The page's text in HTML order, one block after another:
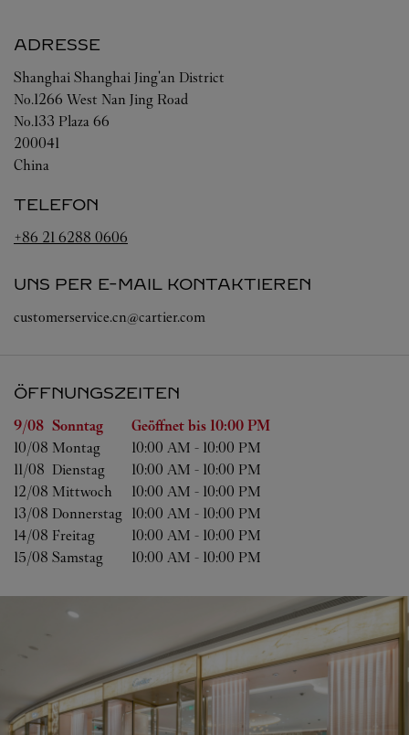
ADRESSE
Shanghai Shanghai Jing'an District
No.1266 West Nan Jing Road
No.133 Plaza 66
200041
China
TELEFON
+86 21 6288 0606
UNS PER E-MAIL KONTAKTIEREN
customerservice.cn@cartier.com
ÖFFNUNGSZEITEN
WochentagÖffnungszeiten
9/08 Sonntag Geöffnet bis 10:00 PM
10/08 Montag 10:00 AM - 10:00 PM
11/08 Dienstag 10:00 AM - 10:00 PM
12/08 Mittwoch 10:00 AM - 10:00 PM
13/08 Donnerstag 10:00 AM - 10:00 PM
14/08 Freitag 10:00 AM - 10:00 PM
15/08 Samstag 10:00 AM - 10:00 PM